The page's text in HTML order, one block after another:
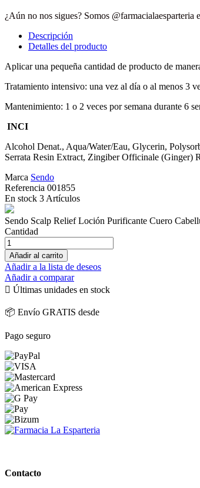
¿Aún no nos sigues? Somos @farmacialaesparteria
Descripción
Detalles del producto
Aplicar una pequeña cantidad de producto de
Tratamiento intensivo: una vez al día o al menos 3
Mantenimiento: 1 o 2 veces por semana durante 6
INCI
Alcohol Denat., Aqua/Water/Eau, Glycerin,
Serrata Resin Extract, Zingiber Officinale (Ginger)
Marca Sendo
Referencia 001855
En stock 3 Artículos
Sendo Scalp Relief Loción Purificante Cuero
Cantidad
Añadir al carrito
Añadir a la lista de deseos
Añadir a comparar
 Últimas unidades en stock
📦 Envío GRATIS desde
Pago seguro
Contacto